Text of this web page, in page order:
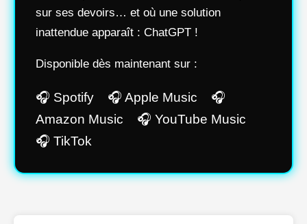
sur ses devoirs… et où une solution
inattendue apparaît : ChatGPT !
Disponible dès maintenant sur :
🎧 Spotify 🎧 Apple Music 🎧
Amazon Music 🎧 YouTube Music
🎧 TikTok